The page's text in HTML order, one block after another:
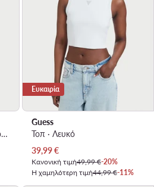
Φόρεμα καθημερινό · Μαύρο · Mini
Ευκαιρία
Guess
Τοπ · Λευκό
Τρέχουσα τιμή
39,99€
Κανονική τιμή49,99 €-20%
Η χαμηλότερη τιμή44,99 €-11%